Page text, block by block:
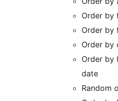
Order by
Order by
Order by
Order by
date
Random